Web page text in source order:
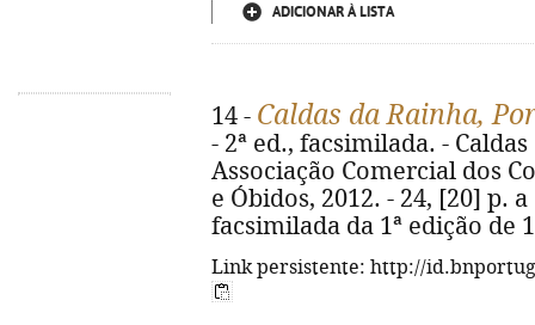
ADICIONAR À LISTA
14 - Caldas da Rainha,
- 2ª ed., facsimilada. - Caldas
Associação Comercial dos
e Óbidos, 2012. - 24, [20] p.
facsimilada da 1ª edição de
Link persistente: http://